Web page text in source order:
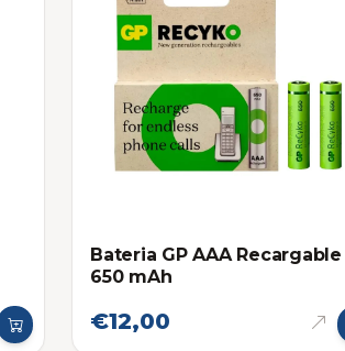
Bateria GP AAA Recargable
650 mAh
€12,00